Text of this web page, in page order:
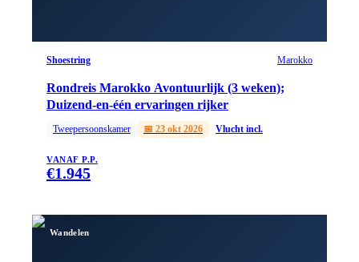
Shoestring Marokko
Rondreis Marokko Avontuurlijk (3 weken);
Duizend-en-één ervaringen rijker
Tweepersoonskamer 📅 23 okt 2026 Vlucht incl.
VANAF P.P.
€1.945
Wandelen